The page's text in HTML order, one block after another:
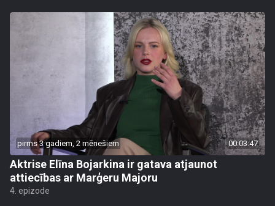
pirms 3 gadiem, 2 mēnešiem 00:03:47
Aktrise Elīna Bojarkina ir gatava atjaunot
attiecības ar Marģeru Majoru
4. epizode